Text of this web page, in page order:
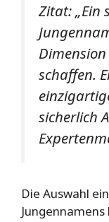
Zitat: „Ein
schaffen.
sicherlich
Die Auswahl